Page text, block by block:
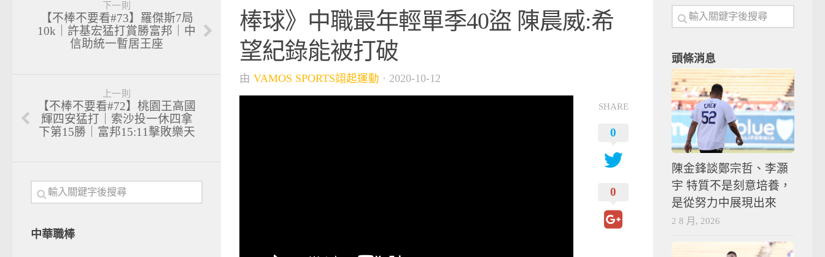
棒球》中職最年輕單季40盜 陳晨威:希
望紀錄能被打破
由 VAMOS SPORTS翊起運動 · 2020-10-12
SHARE
0
0
下一則
【不棒不要看#73】羅傑斯7局
10k｜許基宏猛打賞勝富邦｜中
信助統一暫居王座
上一則
【不棒不要看#72】桃園王高國
輝四安猛打｜索沙投一休四拿
下第15勝｜富邦15:11擊敗樂天
中華職棒
頭條消息
陳金鋒談鄭宗哲、李灝
宇 特質不是刻意培養，
是從努力中展現出來
2 8 月, 2026